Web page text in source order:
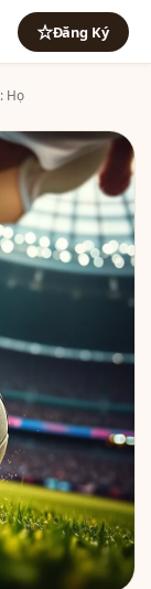
Đăng Ký
Họ